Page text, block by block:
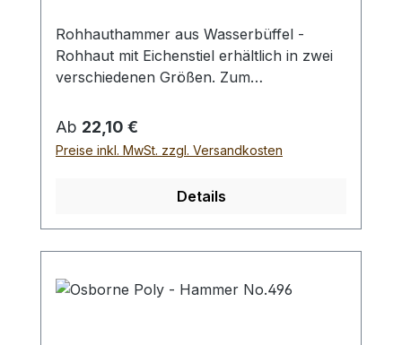
Rohhauthammer aus Wasserbüffel -
Rohhaut mit Eichenstiel erhältlich in zwei
verschiedenen Größen. Zum
Locheisen, Punziereisen, etc.
Auswahlliste:#1 Gesamtgewicht: 295
Gramm / Kopf - Ø : 48 mm / Gesamtlänge
Kopf - Ø : 42 mm / Gesamtlänge : 290 mm
- Bei einer Bestellung 1 Stück erhalten Sie
1 Rohhauthammer der gewählten Größe.
Regulärer Preis:
Ab 22,10 €
Preise inkl. MwSt. zzgl. Versandkosten
Details